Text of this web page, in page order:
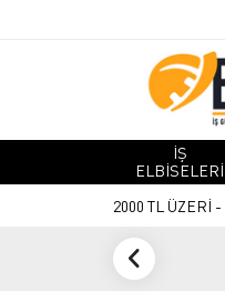
İŞ
ELBİSELERİ
2000 TL ÜZERİ -